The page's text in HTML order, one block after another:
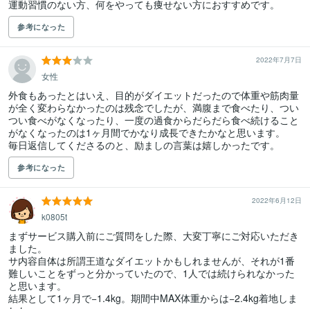
参考になった
2022年7月7日
女性
外食もあったとはいえ、目的がダイエットだったので体重や筋肉量
が全く変わらなかったのは残念でしたが、満腹まで食べたり、つい
つい食べがなくなったり、一度の過食からだらだら食べ続けること
がなくなったのは1ヶ月間でかなり成長できたかなと思います。
毎日返信してくださるのと、励ましの言葉は嬉しかったです。
参考になった
2022年6月12日
k0805t
まずサービス購入前にご質問をした際、大変丁寧にご対応いただき
ました。
サ内容自体は所謂王道なダイエットかもしれませんが、それが1番
難しいことをずっと分かっていたので、1人では続けられなかった
と思います。
結果として1ヶ月で−1.4kg。期間中MAX体重からは−2.4kg着地しま